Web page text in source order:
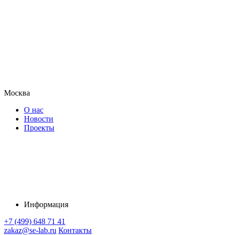
Москва
О нас
Новости
Проекты
Информация
+7 (499) 648 71 41
zakaz@se-lab.ru Контакты